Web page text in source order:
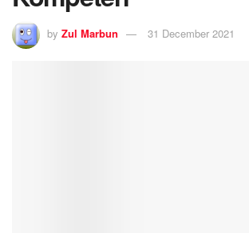
by Zul Marbun 31 December 2021